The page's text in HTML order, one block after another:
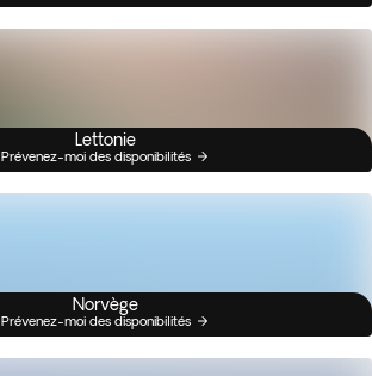
Lettonie
Prévenez-moi des disponibilités
Norvège
Prévenez-moi des disponibilités